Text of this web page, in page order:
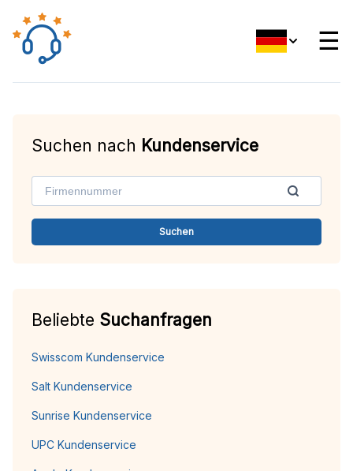
☰
Suchen nach Kundenservice
Suchen
Beliebte Suchanfragen
Swisscom Kundenservice
Salt Kundenservice
Sunrise Kundenservice
UPC Kundenservice